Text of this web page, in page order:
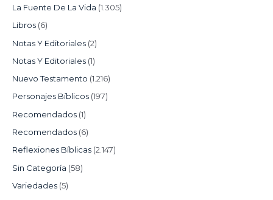
La Fuente De La Vida (1.305)
Libros (6)
Notas Y Editoriales (2)
Notas Y Editoriales (1)
Nuevo Testamento (1.216)
Personajes Bíblicos (197)
Recomendados (1)
Recomendados (6)
Reflexiones Bíblicas (2.147)
Sin Categoría (58)
Variedades (5)